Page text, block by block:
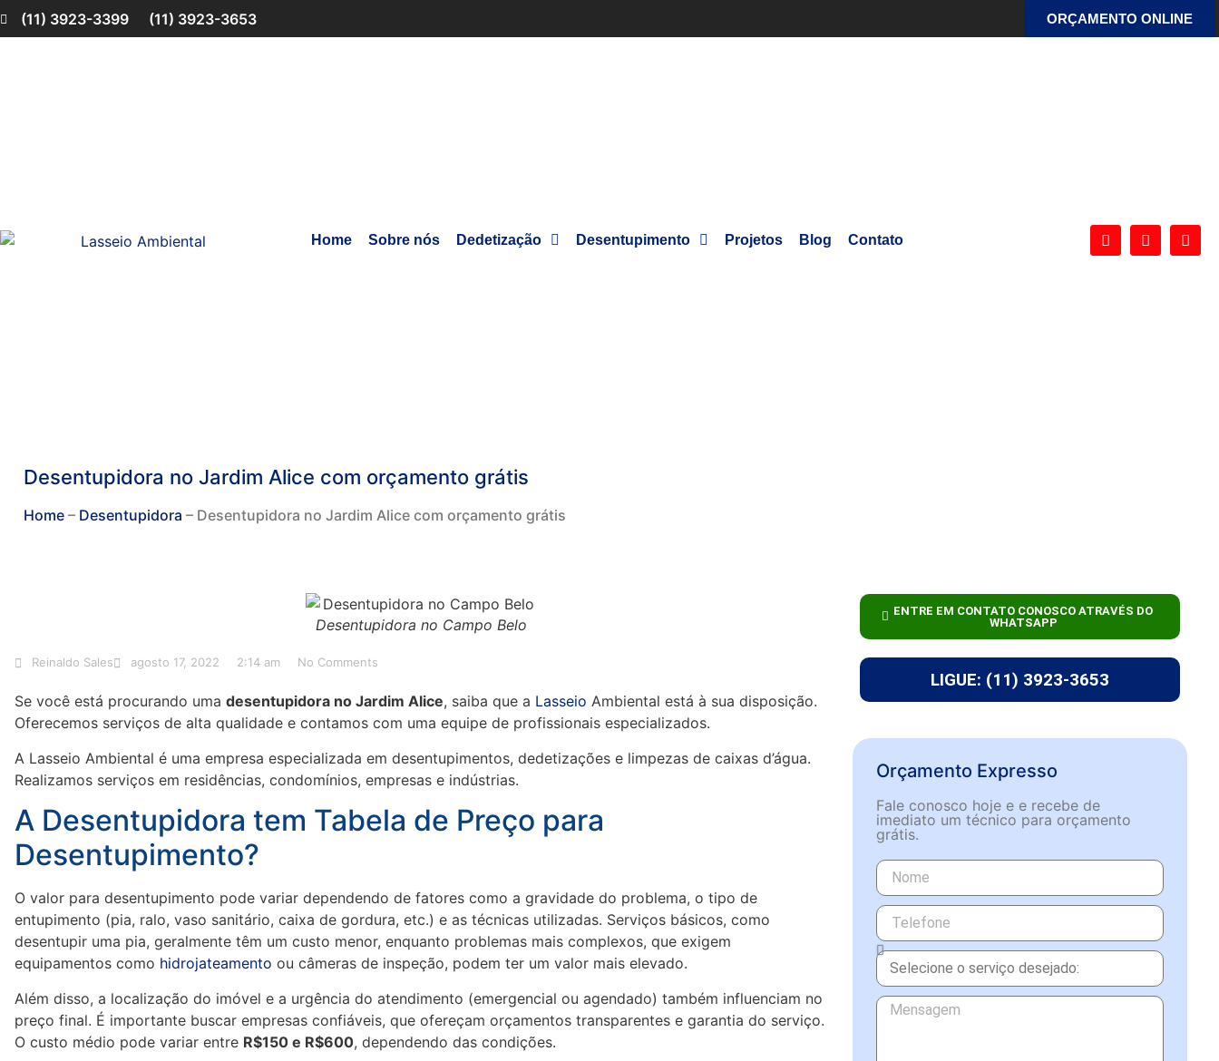
(11) 3923-3399 (11) 3923-3653 ORÇAMENTO ONLINE
Home Sobre nós Dedetização Desentupimento Projetos Blog Contato
Desentupidora no Jardim Alice com orçamento grátis
Home – Desentupidora – Desentupidora no Jardim Alice com orçamento grátis
Desentupidora no Campo Belo
Reinaldo Sales agosto 17, 2022 2:14 am No Comments
Se você está procurando uma desentupidora no Jardim Alice, saiba que a Lasseio Ambiental está à sua disposição.
Oferecemos serviços de alta qualidade e contamos com uma equipe de profissionais especializados.
A Lasseio Ambiental é uma empresa especializada em desentupimentos, dedetizações e limpezas de caixas d’água.
Realizamos serviços em residências, condomínios, empresas e indústrias.
A Desentupidora tem Tabela de Preço para
Desentupimento?
O valor para desentupimento pode variar dependendo de fatores como a gravidade do problema, o tipo de
entupimento (pia, ralo, vaso sanitário, caixa de gordura, etc.) e as técnicas utilizadas. Serviços básicos, como
desentupir uma pia, geralmente têm um custo menor, enquanto problemas mais complexos, que exigem
equipamentos como hidrojateamento ou câmeras de inspeção, podem ter um valor mais elevado.
Além disso, a localização do imóvel e a urgência do atendimento (emergencial ou agendado) também influenciam no
preço final. É importante buscar empresas confiáveis, que ofereçam orçamentos transparentes e garantia do serviço.
O custo médio pode variar entre R$150 e R$600, dependendo das condições.
ENTRE EM CONTATO CONOSCO ATRAVÉS DO
WHATSAPP
LIGUE: (11) 3923-3653
Orçamento Expresso
Fale conosco hoje e e recebe de
imediato um técnico para orçamento
grátis.